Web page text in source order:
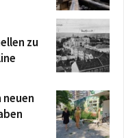
zu